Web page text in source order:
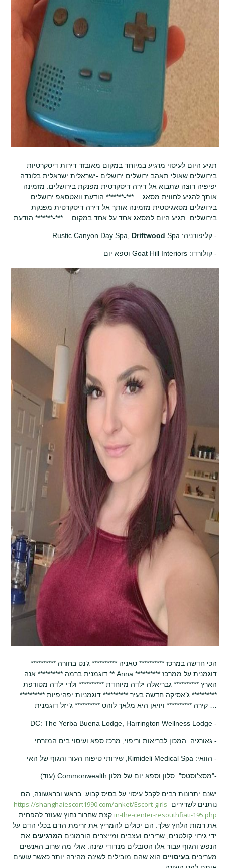
תגיע היום לעיסוי מרגיע במיוחד במקום מאובזר דירות דיסקרטיות
בירושלים שאולי תאהב ירושלים ירושלים -ישראלית ישראלית בלונדה
יפיפיה רוצה שתבוא אל דירה דיסקרטית מפנקת בירושלים. מזמינה
אותך להגיע לחווית מסאג… ***-******* הודעת וואטסאפ ירושלים
בירושלים מסאגיסטית מזמינה אותך אל דירה דיסקרטית מפנקת
בירושלים. תגיע היום למסאג אחד על אחד במקום… ***-******* הודעת
- קליפורניה: Rustic Canyon Day Spa, Driftwood Spa
- קולורדו: Goat Hill Interiors וספא יום
********** הכי חדשה במרכז ********** טאניה ********** ג’נט בחורה
דוגמנית ברמה ********** אנה ** Anna ********** דוגמנית על ממרכז
הארץ ********** גבריאלה ילדה מיוחדת ********** ולרי ילדה מטורפת
********** ג’אסיקה חדשה בעיר ********** דוגמניות יפהיפיות **********
- DC: The Yerba Buena Lodge, Harrington Wellness Lodge
- גאורגיה: המכון לבריאות וריפוי, מרכז ספא ועיסוי בים המזרחי
- הוואי: Kimideli Medical Spa, שירותי טיפוח העור והגוף של האי
-"מסצ'וסטס": סלון וספא יום של מלון Commonwealth (עוד)
ישנם יתרונות רבים לקבל עיסוי על בסיס קבוע. בראש ובראשונה, הם
נותנים לשרירים https://shanghaiescort1990.com/anket/Escort-girls-
in-the-center-resouthfiati-195.php קצת שחרור נחוץ שעוזר להפחית
את רמות הלחץ שלך. הם יכולים להמריץ את זרימת הדם בכלי הדם על
ידי גירוי קולטנים, שרירים ועצבים ומייצרים הורמונים המרגיעים את
הנפש והגוף עבור אלו הסובלים מנדודי שינה. אולי מה שרוב האנשים
מעריכים בעיסויים הוא שהם מובילים לשינה מהירה יותר כאשר עושים